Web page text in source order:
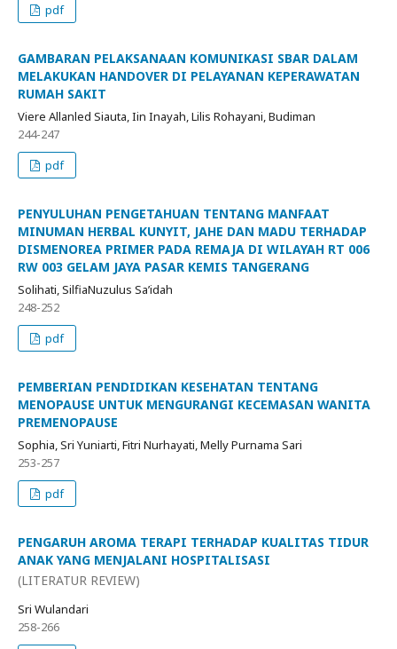
pdf
GAMBARAN PELAKSANAAN KOMUNIKASI SBAR DALAM
MELAKUKAN HANDOVER DI PELAYANAN KEPERAWATAN
RUMAH SAKIT
Viere Allanled Siauta, Iin Inayah, Lilis Rohayani, Budiman
244-247
pdf
PENYULUHAN PENGETAHUAN TENTANG MANFAAT
MINUMAN HERBAL KUNYIT, JAHE DAN MADU TERHADAP
DISMENOREA PRIMER PADA REMAJA DI WILAYAH RT 006
RW 003 GELAM JAYA PASAR KEMIS TANGERANG
Solihati, SilfiaNuzulus Sa’idah
248-252
pdf
PEMBERIAN PENDIDIKAN KESEHATAN TENTANG
MENOPAUSE UNTUK MENGURANGI KECEMASAN WANITA
PREMENOPAUSE
Sophia, Sri Yuniarti, Fitri Nurhayati, Melly Purnama Sari
253-257
pdf
PENGARUH AROMA TERAPI TERHADAP KUALITAS TIDUR
ANAK YANG MENJALANI HOSPITALISASI
(LITERATUR REVIEW)
Sri Wulandari
258-266